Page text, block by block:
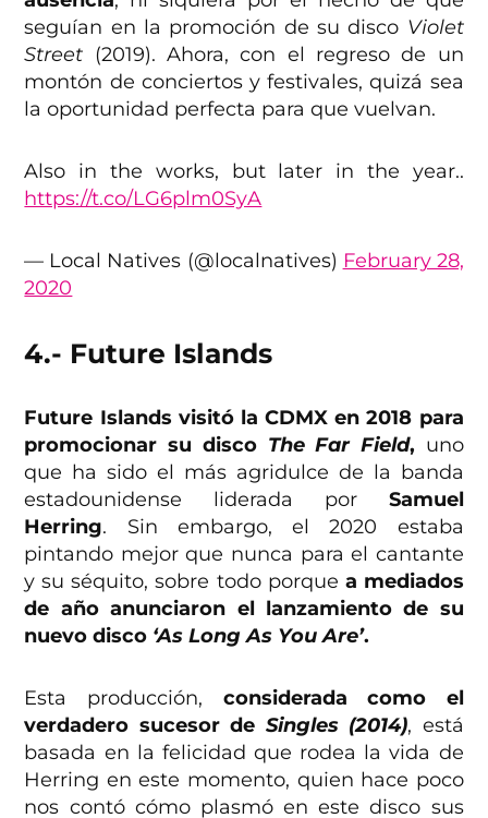
seguían en la promoción de su disco Violet
Street (2019). Ahora, con el regreso de un
montón de conciertos y festivales, quizá sea
la oportunidad perfecta para que vuelvan.
Also in the works, but later in the year..
https://t.co/LG6plm0SyA
— Local Natives (@localnatives) February 28,
2020
4.- Future Islands
Future Islands visitó la CDMX en 2018 para
promocionar su disco The Far Field, uno
que ha sido el más agridulce de la banda
estadounidense liderada por Samuel
Herring. Sin embargo, el 2020 estaba
pintando mejor que nunca para el cantante
y su séquito, sobre todo porque a mediados
de año anunciaron el lanzamiento de su
nuevo disco ‘As Long As You Are’.
Esta producción, considerada como el
verdadero sucesor de Singles (2014), está
basada en la felicidad que rodea la vida de
Herring en este momento, quien hace poco
nos contó cómo plasmó en este disco sus